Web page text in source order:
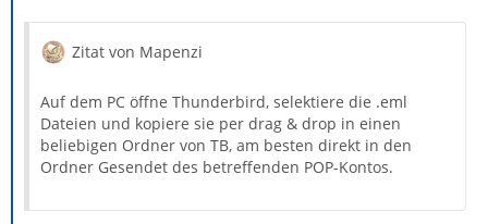
Zitat von Mapenzi
Auf dem PC öffne Thunderbird, selektiere die .eml
Dateien und kopiere sie per drag & drop in einen
beliebigen Ordner von TB, am besten direkt in den
Ordner Gesendet des betreffenden POP-Kontos.